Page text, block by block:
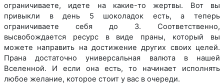
ограничиваете, идете на какие-то жертвы. Вот вы
привыкли в день 5 шоколадок есть, а теперь
ограничиваете себя до 3. Соответственно,
высвобождается ресурс в виде праны, который вы
можете направить на достижение других своих целей.
Прана достаточно универсальная валюта в нашей
Вселенной. И если она есть, то начинает исполнять
любое желание, которое стоит у вас в очереди.